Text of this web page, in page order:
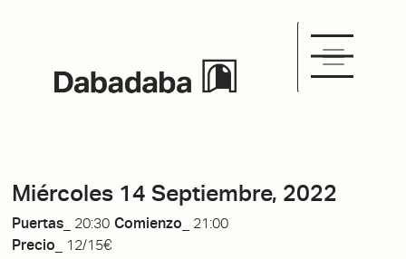
Miércoles 14 Septiembre, 2022
Puertas_ 20:30 Comienzo_ 21:00
Precio_
12/15€